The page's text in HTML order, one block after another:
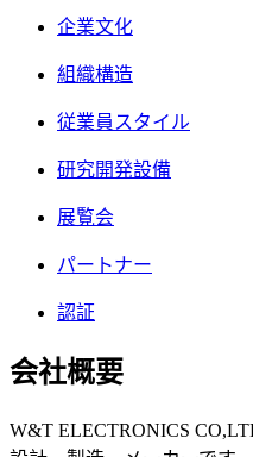
企業文化
組織構造
従業員スタイル
研究開発設備
展覧会
パートナー
認証
会社概要
W&T ELECTRONICS